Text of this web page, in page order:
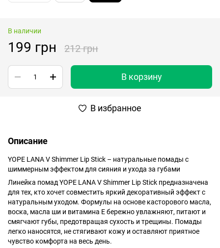
В наличии
199 грн 212 грн
В корзину
В избранное
Описание
YOPE LANA V Shimmer Lip Stick – натуральные помады с
шиммерным эффектом для сияния и ухода за губами
Линейка помад YOPE LANA V Shimmer Lip Stick предназначена
для тех, кто хочет совместить яркий декоративный эффект с
натуральным уходом. Формулы на основе касторового масла,
воска, масла ши и витамина E бережно увлажняют, питают и
смягчают губы, предотвращая сухость и трещины. Помады
легко наносятся, не стягивают кожу и оставляют приятное
чувство комфорта на весь день.